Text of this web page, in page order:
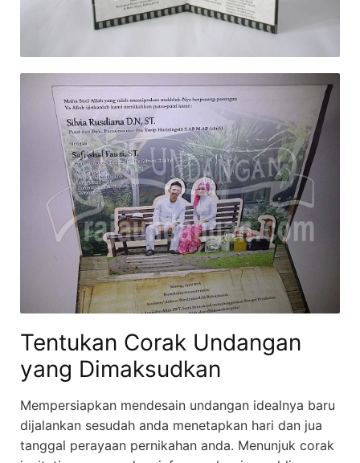
Tentukan Corak Undangan
yang Dimaksudkan
Mempersiapkan mendesain undangan idealnya baru
dijalankan sesudah anda menetapkan hari dan jua
tanggal perayaan pernikahan anda. Menunjuk corak